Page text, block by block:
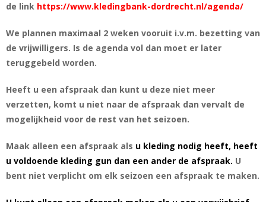
de link https://www.kledingbank-dordrecht.nl/agenda/
We plannen maximaal 2 weken vooruit i.v.m. bezetting van
de vrijwilligers. Is de agenda vol dan moet er later
teruggebeld worden.
Heeft u een afspraak dan kunt u deze niet meer
verzetten, komt u niet naar de afspraak dan vervalt de
mogelijkheid voor de rest van het seizoen.
Maak alleen een afspraak als u kleding nodig heeft, heeft
u voldoende kleding gun dan een ander de afspraak. U
bent niet verplicht om elk seizoen een afspraak te maken.